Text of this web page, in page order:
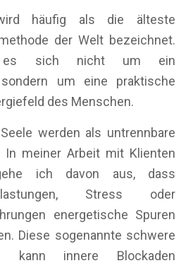
häufig als die älteste
der Welt bezeichnet.
es sich nicht um ein
sondern um eine praktische
des Menschen.
werden als untrennbare
In meiner Arbeit mit Klienten
ich davon aus, dass
Stress oder
energetische Spuren
Diese sogenannte schwere
kann innere Blockaden